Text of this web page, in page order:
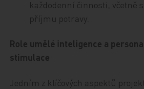
každodenní činnosti, včetně
příjmu potravy.
Role umělé inteligence a
stimulace
Jedním z klíčových aspektů